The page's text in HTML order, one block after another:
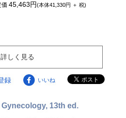
価45,463円(本体41,330円 ＋ 税)
詳しく見る
録 いいね
13th ed.